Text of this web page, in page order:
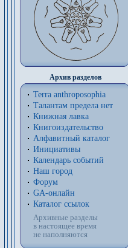
Архив разделов
Terra anthroposophia
Талантам предела нет
Книжная лавка
Книгоиздательство
Алфавитный каталог
Инициативы
Календарь событий
Наш город
Форум
GA-онлайн
Каталог ссылок
Архивные разделы
в настоящее время
не наполняются